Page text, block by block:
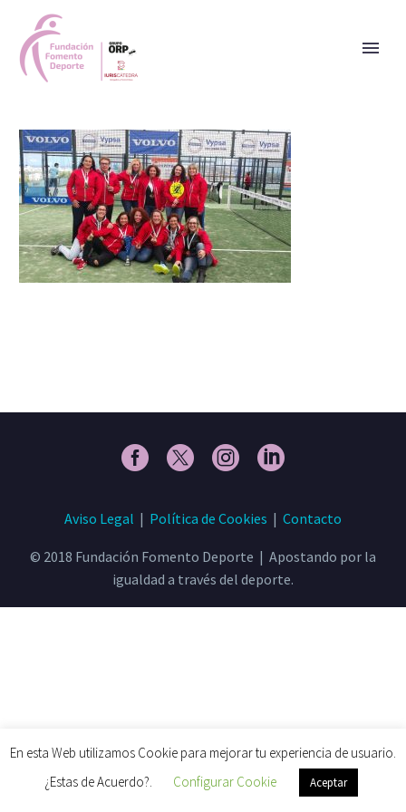
Aviso Legal | Política de Cookies | Contacto
© 2018 Fundación Fomento Deporte | Apostando por la
igualdad a través del deporte.
En esta Web utilizamos Cookie para mejorar tu experiencia de usuario.
¿Estas de Acuerdo?.
Configurar Cookie Aceptar